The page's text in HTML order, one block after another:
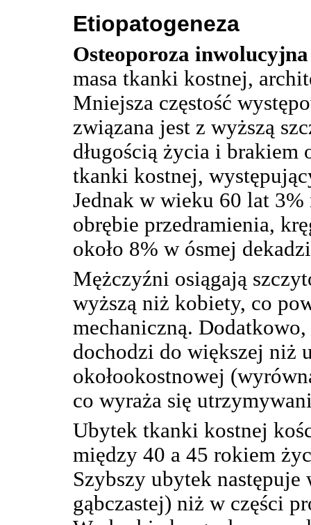
Etiopatogeneza
Osteoporoza inwolucyjna
masa tkanki kostnej,
Mniejsza częstość
związana jest z wyższą
długością życia i brakiem
tkanki kostnej,
Jednak w wieku 60 lat 3%
obrębie przedramienia,
około 8% w ósmej
Mężczyźni osiągają
wyższą niż kobiety, co
mechaniczną.
dochodzi do większej niż
okołookostnowej
co wyraża się
Ubytek tkanki kostnej
między 40 a 45 rokiem
Szybszy ubytek
gąbczastej) niż w części